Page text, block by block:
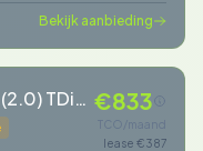
Bekijk aanbieding
TDi
S-Line
€833
TCO/maand
lease €387